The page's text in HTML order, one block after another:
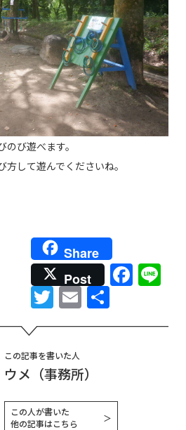
び遊べます。
して遊んでくださいね。
Share
Post
Twitter
Email
共
有
この記事を書いた人
ウメ（事務所）
この人が書いた
他の記事はこちら
＞